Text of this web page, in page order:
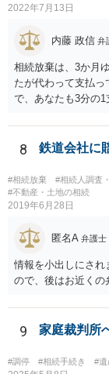
ば相続財産から支出
2022年7月13日
内藤 政信 弁
相続放棄は、3か月
たが代わって支払
で、あなたも3分の
払い義務があります
8 鉄道会社に
#相続放棄 #相続人調査
#不動産・土地の相続
2019年6月28日
匿名A 弁護士
情報を小出しにされ
ので、後はお近くの
9 家庭裁判所
#調停 #相続手続き #遺